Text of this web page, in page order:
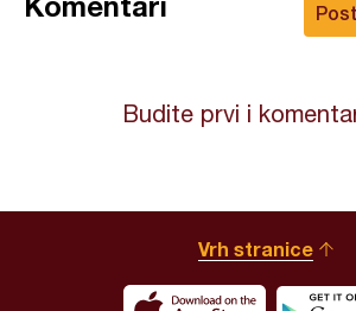
Budite prvi i
Vrh stranice